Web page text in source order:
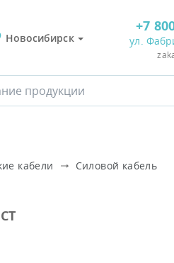
Новосибирск
+7
ул.
кабели Силовой кабель